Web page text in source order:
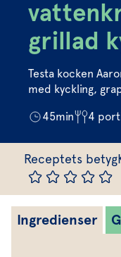
Dressing
Vinägrett
grillad
Testa kocken
med kyckling,
45min 4
Receptets betyg
Ingredienser